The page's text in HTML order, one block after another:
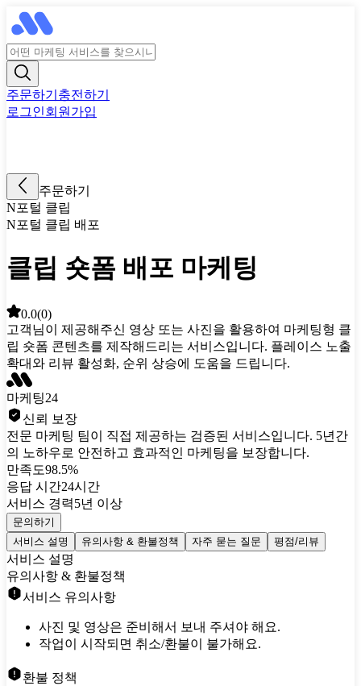
주문하기 충전하기
로그인회원가입
주문하기
N포털 클립
N포털 클립 배포
클립 숏폼 배포 마케팅
0.0(0)
고객님이 제공해주신 영상 또는 사진을 활용하여 마케팅형 클
립 숏폼 콘텐츠를 제작해드리는 서비스입니다. 플레이스 노출
확대와 리뷰 활성화, 순위 상승에 도움을 드립니다.
마케팅24
신뢰 보장
전문 마케팅 팀이 직접 제공하는 검증된 서비스입니다. 5년간
의 노하우로 안전하고 효과적인 마케팅을 보장합니다.
만족도98.5%
응답 시간24시간
서비스 경력5년 이상
문의하기
서비스 설명
유의사항 & 환불정책 자주 묻는 질문 평점/리뷰
서비스 설명
유의사항 & 환불정책
서비스 유의사항
사진 및 영상은 준비해서 보내 주셔야 해요.
작업이 시작되면 취소/환불이 불가해요.
환불 정책